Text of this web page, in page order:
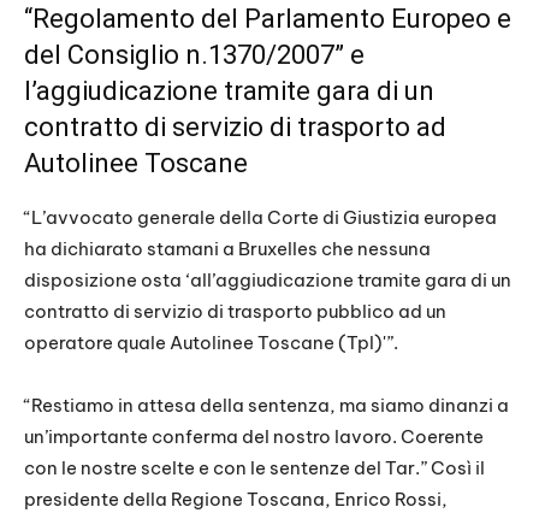
“Regolamento del Parlamento Europeo e
del Consiglio n.1370/2007” e
l’aggiudicazione tramite gara di un
contratto di servizio di trasporto ad
Autolinee Toscane
“L’avvocato generale della Corte di Giustizia europea
ha dichiarato stamani a Bruxelles che nessuna
disposizione osta ‘all’aggiudicazione tramite gara di un
contratto di servizio di trasporto pubblico ad un
operatore quale Autolinee Toscane (Tpl)'”.
“Restiamo in attesa della sentenza, ma siamo dinanzi a
un’importante conferma del nostro lavoro. Coerente
con le nostre scelte e con le sentenze del Tar.” Così il
presidente della Regione Toscana, Enrico Rossi,